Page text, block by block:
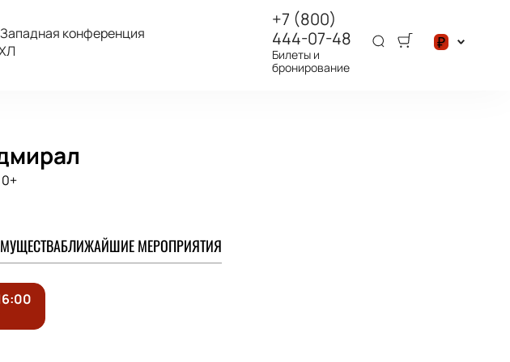
Западная конференция
+7 (800)
444-07-48
Билеты и
бронирование
₽
0+
БЛИЖАЙШИЕ МЕРОПРИЯТИЯ